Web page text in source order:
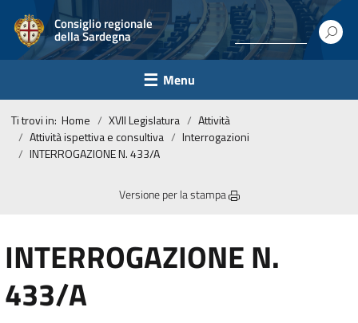
Consiglio regionale
della Sardegna
Menu
Ti trovi in: Home XVII Legislatura
Attività
Attività ispettiva e consultiva
Interrogazioni
INTERROGAZIONE N. 433/A
Versione per la stampa
INTERROGAZIONE N.
433/A